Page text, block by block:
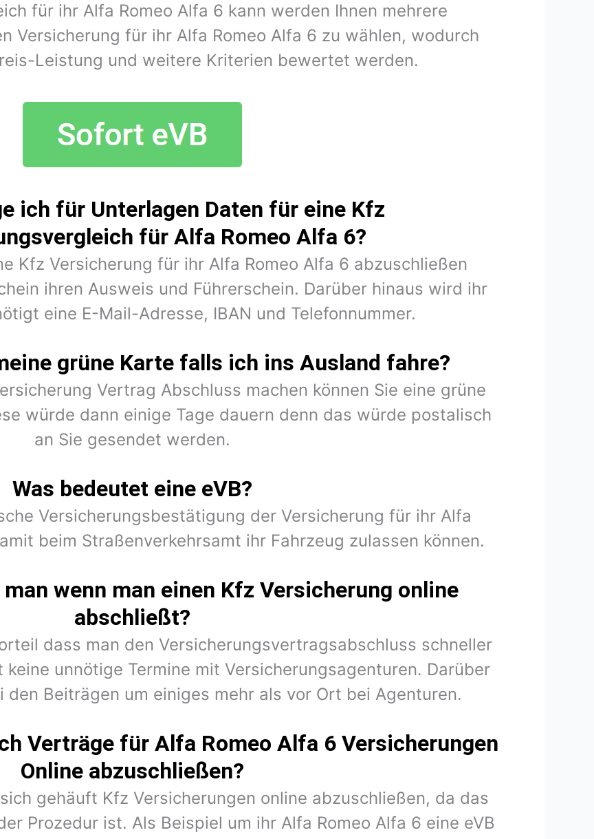
für ihr Alfa Romeo Alfa 6 kann werden Ihnen mehrere
Versicherung für ihr Alfa Romeo Alfa 6 zu wählen, wodurch
Leistung und weitere Kriterien bewertet werden.
ich für Unterlagen Daten für eine Kfz
für Alfa Romeo Alfa 6?
Kfz Versicherung für ihr Alfa Romeo Alfa 6 abzuschließen
ihren Ausweis und Führerschein. Darüber hinaus wird ihr
eine E-Mail-Adresse, IBAN und Telefonnummer.
grüne Karte falls ich ins Ausland fahre?
Vertrag Abschluss machen können Sie eine grüne
würde dann einige Tage dauern denn das würde postalisch
an Sie gesendet werden.
Was bedeutet eine eVB?
Versicherungsbestätigung der Versicherung für ihr Alfa
beim Straßenverkehrsamt ihr Fahrzeug zulassen können.
wenn man einen Kfz Versicherung online
abschließt?
dass man den Versicherungsvertragsabschluss schneller
unnötige Termine mit Versicherungsagenturen. Darüber
den Beiträgen um einiges mehr als vor Ort bei Agenturen.
Verträge für Alfa Romeo Alfa 6 Versicherungen
Online abzuschließen?
gehäuft Kfz Versicherungen online abzuschließen, da das
Prozedur ist. Als Beispiel um ihr Alfa Romeo Alfa 6 eine eVB